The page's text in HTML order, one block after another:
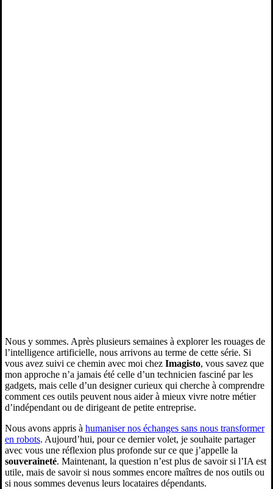
Nous y sommes. Après plusieurs semaines à explorer les rouages de
l’intelligence artificielle, nous arrivons au terme de cette série. Si
vous avez suivi ce chemin avec moi chez Imagisto, vous savez que
mon approche n’a jamais été celle d’un technicien fasciné par les
gadgets, mais celle d’un designer curieux qui cherche à comprendre
comment ces outils peuvent nous aider à mieux vivre notre métier
d’indépendant ou de dirigeant de petite entreprise.
Nous avons appris à humaniser nos échanges sans nous transformer
en robots. Aujourd’hui, pour ce dernier volet, je souhaite partager
avec vous une réflexion plus profonde sur ce que j’appelle la
souveraineté. Maintenant, la question n’est plus de savoir si l’IA est
utile, mais de savoir si nous sommes encore maîtres de nos outils ou
si nous sommes devenus leurs locataires dépendants.